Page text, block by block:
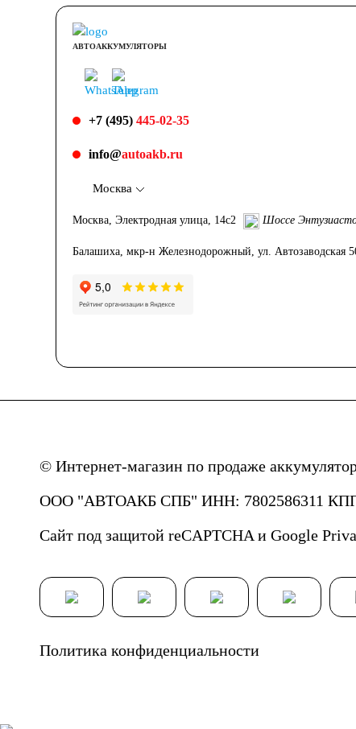
АВТОАККУМУЛЯТОРЫ
+7 (495) 445-02-35
info@autoakb.ru
Москва
Москва, Электродная улица, 14с2 Шоссе
Балашиха, мкр-н Железнодорожный, ул. Автозаводская
© Интернет-магазин по продаже
ООО "АВТОАКБ СПБ" ИНН: 7802586311 КПП:
Сайт под защитой reCAPTCHA и Google
Политика конфиденциальности